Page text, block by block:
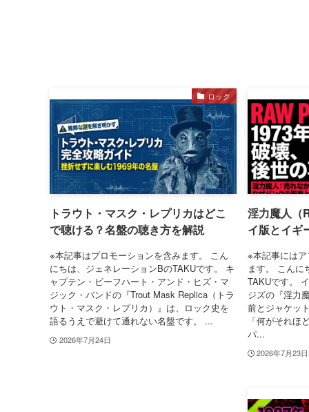
ロック
トラウト・マスク・レプリカはどこ
で聴ける？名盤の聴き方を解説
※本記事はプロモーションを含みます。 こん
にちは、ジェネレーションBのTAKUです。 キ
ャプテン・ビーフハート・アンド・ヒズ・マ
ジック・バンドの『Trout Mask Replica（トラ
ウト・マスク・レプリカ）』は、ロック史を
語るうえで避けて通れない名盤です。 ...
2026年7月24日
淫力魔人（
イ版とイギ
※本記事には
ます。 こんに
TAKUです。
ジズの『淫力
前とジャケッ
「何がそれほ
パ...
2026年7月23日